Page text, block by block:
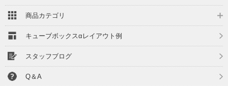
商品カテゴリ
キューブボックスαレイアウト例
スタッフブログ
Q＆A